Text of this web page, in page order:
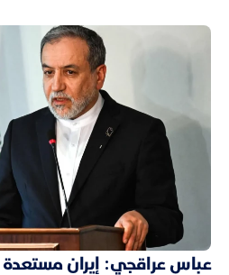
عباس عراقجي: إيران مستعدة